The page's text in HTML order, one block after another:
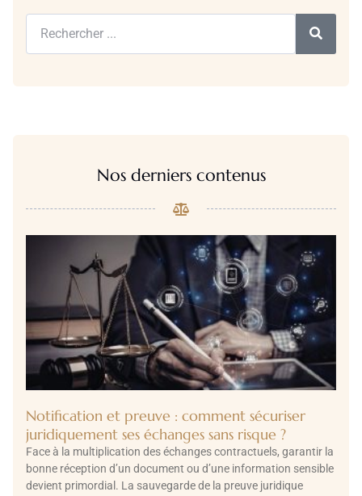
Nos derniers contenus
Notification et preuve : comment sécuriser
juridiquement ses échanges sans risque ?
Face à la multiplication des échanges contractuels, garantir la
bonne réception d’un document ou d’une information sensible
devient primordial. La sauvegarde de la preuve juridique